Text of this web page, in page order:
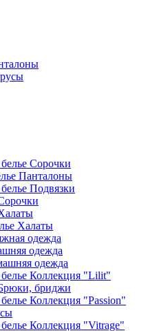
Сорочки
Панталоны
Подвязки
Халаты
одежда
одежда
одежда
белье Коллекция "Lilit"
бриджи
Коллекция "Passion"
Коллекция "Vitrage"